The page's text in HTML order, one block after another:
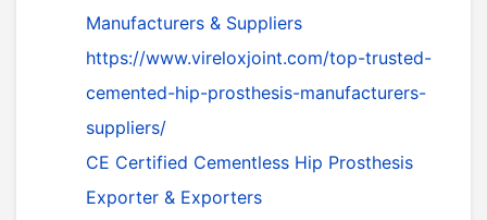
Manufacturers & Suppliers
https://www.vireloxjoint.com/top-trusted-
cemented-hip-prosthesis-manufacturers-
suppliers/
CE Certified Cementless Hip Prosthesis
Exporter & Exporters